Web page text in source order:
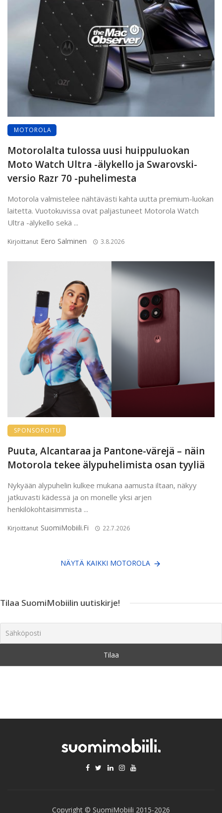
MOTOROLA
Motorolalta tulossa uusi huippuluokan
Moto Watch Ultra -älykello ja Swarovski-
versio Razr 70 -puhelimesta
Motorola valmistelee nähtävästi kahta uutta premium-luokan
laitetta. Vuotokuvissa ovat paljastuneet Motorola Watch
Ultra -älykello sekä ...
Kirjoittanut Eero Salminen 3.8.2026
SPONSOROITU
Puuta, Alcantaraa ja Pantone-värejä – näin
Motorola tekee älypuhelimista osan tyyliä
Nykyään älypuhelin kulkee mukana aamusta iltaan, näkyy
jatkuvasti kädessä ja on monelle yksi arjen
henkilökohtaisimmista ...
Kirjoittanut SuomiMobiili.fi 22.7.2026
NÄYTÄ KAIKKI MOTOROLA
Tilaa SuomiMobiilin uutiskirje!
Copyright © SuomiMobiili 2015-2026